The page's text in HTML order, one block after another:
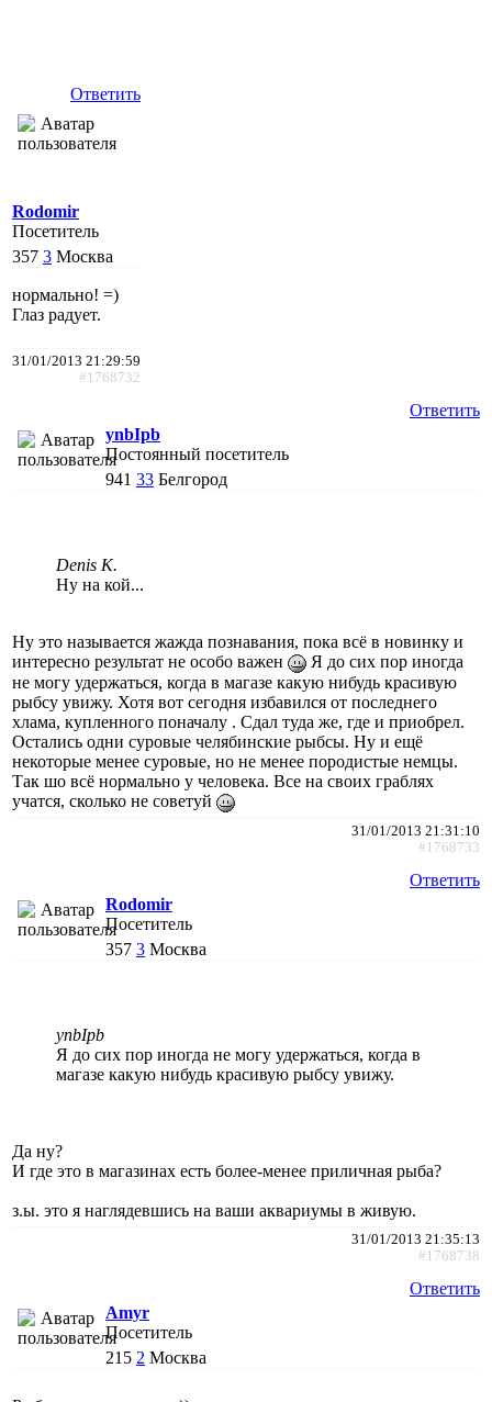
Ответить
Rodomir
Посетитель
357 3 Москва
нормально! =)
Глаз радует.
31/01/2013 21:29:59
#1768732
Ответить
ynbIpb
Постоянный посетитель
941 33 Белгород
Denis K.
Ну на кой...
Ну это называется жажда познавания, пока всё в новинку и
интересно результат не особо важен
Я до сих пор иногда
не могу удержаться, когда в магазе какую нибудь красивую
рыбсу увижу. Хотя вот сегодня избавился от последнего
хлама, купленного поначалу . Сдал туда же, где и приобрел.
Остались одни суровые челябинские рыбсы. Ну и ещё
некоторые менее суровые, но не менее породистые немцы.
Так шо всё нормально у человека. Все на своих граблях
учатся, сколько не советуй
31/01/2013 21:31:10
#1768733
Ответить
Rodomir
Посетитель
357 3 Москва
ynbIpb
Я до сих пор иногда не могу удержаться, когда в
магазе какую нибудь красивую рыбсу увижу.
Да ну?
И где это в магазинах есть более-менее приличная рыба?
з.ы. это я наглядевшись на ваши аквариумы в живую.
31/01/2013 21:35:13
#1768738
Ответить
Amyr
Посетитель
215 2 Москва